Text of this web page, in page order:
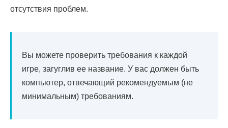
отсутствия проблем.
Вы можете проверить требования к каждой
игре, загуглив ее название. У вас должен быть
компьютер, отвечающий рекомендуемым (не
минимальным) требованиям.